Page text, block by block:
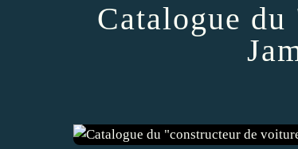
Catalogue